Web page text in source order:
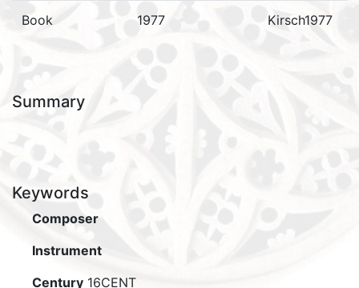
Book 1977 Kirsch1977
Summary
Keywords
Composer
Instrument
Century 16CENT